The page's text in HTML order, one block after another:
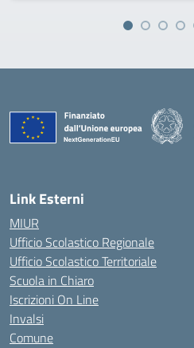
Link Esterni
MIUR
Ufficio Scolastico Regionale
Ufficio Scolastico Territoriale
Scuola in Chiaro
Iscrizioni On Line
Invalsi
Comune